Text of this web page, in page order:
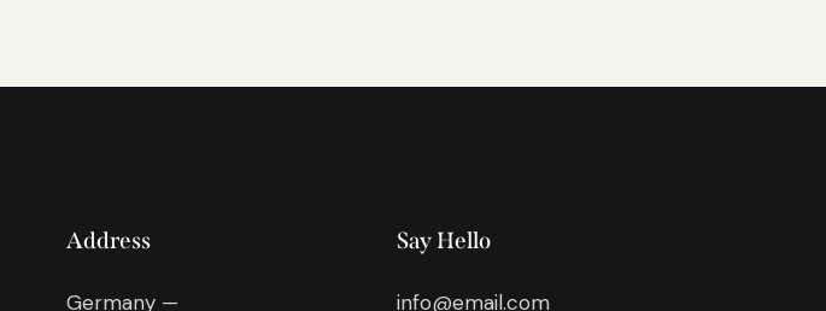
Address
Germany —
Say Hello
info@email.com